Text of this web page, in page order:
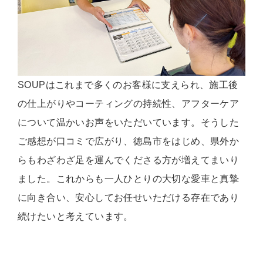
SOUPはこれまで多くのお客様に支えられ、施工後
の仕上がりやコーティングの持続性、アフターケア
について温かいお声をいただいています。そうした
ご感想が口コミで広がり、徳島市をはじめ、県外か
らもわざわざ足を運んでくださる方が増えてまいり
ました。これからも一人ひとりの大切な愛車と真摯
に向き合い、安心してお任せいただける存在であり
続けたいと考えています。